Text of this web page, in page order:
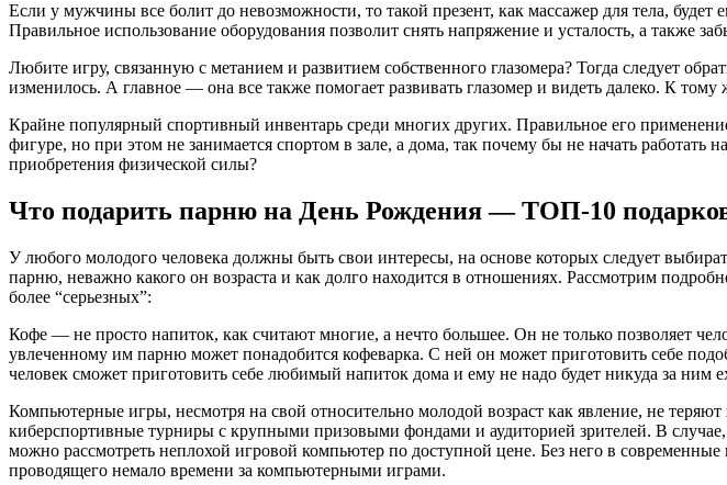
Если у мужчины все болит до невозможности, то такой презент, как массажер для тела,
Правильное использование оборудования позволит снять напряжение и усталость, а также
Любите игру, связанную с метанием и развитием собственного глазомера? Тогда следует
изменилось. А главное — она все также помогает развивать глазомер и видеть далеко. К
Крайне популярный спортивный инвентарь среди многих других. Правильное его
фигуре, но при этом не занимается спортом в зале, а дома, так почему бы не начать
приобретения физической силы?
Что подарить парню на День Рождения — ТОП-10
У любого молодого человека должны быть свои интересы, на основе которых следует
парню, неважно какого он возраста и как долго находится в отношениях. Рассмотрим
более “серьезных”:
Кофе — не просто напиток, как считают многие, а нечто большее. Он не только позволяет
увлеченному им парню может понадобится кофеварка. С ней он может приготовить себе
человек сможет приготовить себе любимый напиток дома и ему не надо будет никуда за
Компьютерные игры, несмотря на свой относительно молодой возраст как явление, не
киберспортивные турниры с крупными призовыми фондами и аудиторией зрителей. В
можно рассмотреть неплохой игровой компьютер по доступной цене. Без него в
проводящего немало времени за компьютерными играми.